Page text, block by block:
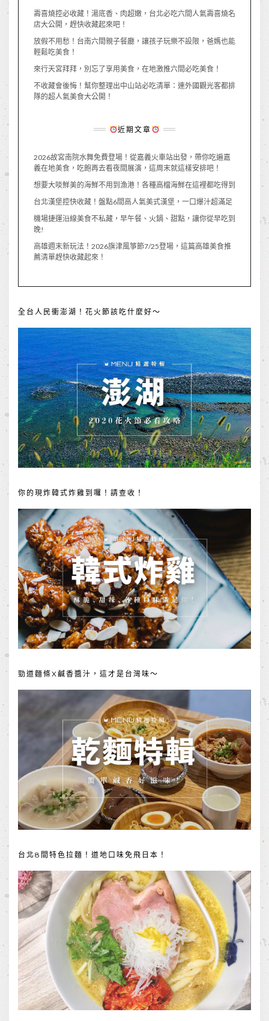
壽喜燒控必收藏！湯底香、肉超嫩，台北必吃六間人氣壽喜燒名
店大公開，趕快收藏起來吧！
放假不用愁！台南六間親子餐廳，讓孩子玩樂不設限，爸媽也能
輕鬆吃美食！
來行天宮拜拜，別忘了享用美食，在地激推六間必吃美食！
不收藏會後悔！幫你整理出中山站必吃清單：連外國觀光客都排
隊的超人氣美食大公開！
近期文章
2026故宮南院水舞免費登場！從嘉義火車站出發，帶你吃遍嘉
義在地美食，吃飽再去看夜間展演，這周末就這樣安排吧！
想要大啖鮮美的海鮮不用到漁港！各種高檔海鮮在這裡都吃得到
台北漢堡控快收藏！盤點6間高人氣美式漢堡，一口爆汁超滿足
機場捷運沿線美食不私藏，早午餐、火鍋、甜點，讓你從早吃到
晚!
高雄週末新玩法！2026旗津風箏節7/25登場，這篇高雄美食推
薦清單趕快收藏起來！
全台人民衝澎湖！花火節該吃什麼好～
你的現炸韓式炸雞到囉！請查收！
勁道麵條X鹹香醬汁，這才是台灣味～
台北8間特色拉麵！道地口味免飛日本！